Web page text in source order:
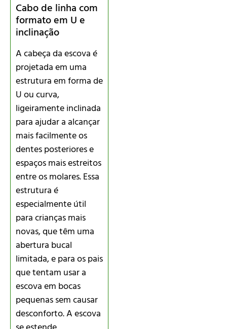
Cabo de linha com
formato em U e
inclinação
A cabeça da escova é
projetada em uma
estrutura em forma de
U ou curva,
ligeiramente inclinada
para ajudar a alcançar
mais facilmente os
dentes posteriores e
espaços mais estreitos
entre os molares. Essa
estrutura é
especialmente útil
para crianças mais
novas, que têm uma
abertura bucal
limitada, e para os pais
que tentam usar a
escova em bocas
pequenas sem causar
desconforto. A escova